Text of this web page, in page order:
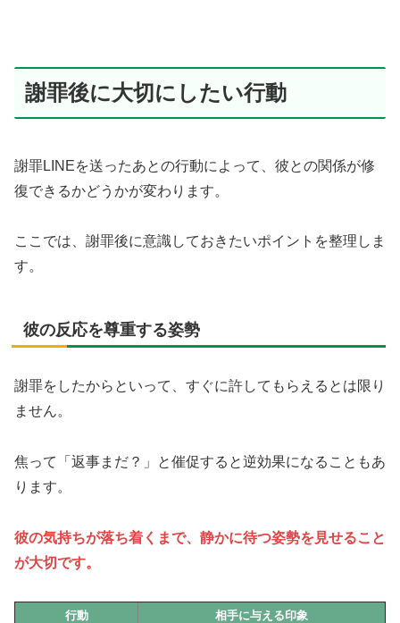
謝罪後に大切にしたい行動
謝罪LINEを送ったあとの行動によって、彼との関係が修
復できるかどうかが変わります。
ここでは、謝罪後に意識しておきたいポイントを整理しま
す。
彼の反応を尊重する姿勢
謝罪をしたからといって、すぐに許してもらえるとは限り
ません。
焦って「返事まだ？」と催促すると逆効果になることもあ
ります。
彼の気持ちが落ち着くまで、静かに待つ姿勢を見せること
が大切です。
行動
相手に与える印象